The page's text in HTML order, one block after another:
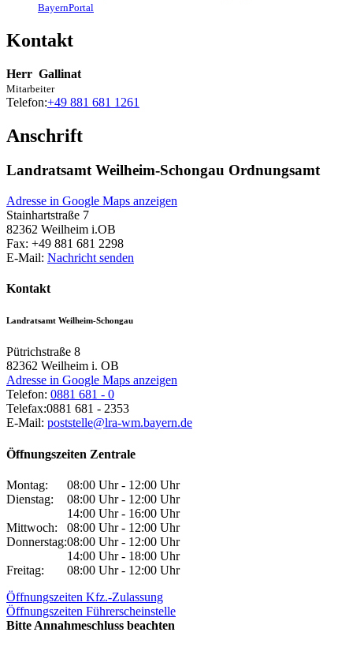
BayernPortal
Kontakt
Herr Gallinat
Mitarbeiter
Telefon:+49 881 681 1261
Anschrift
Landratsamt Weilheim-Schongau Ordnungsamt
Adresse in Google Maps anzeigen
Stainhartstraße 7
82362 Weilheim i.OB
Fax: +49 881 681 2298
E-Mail: Nachricht senden
Kontakt
Landratsamt Weilheim-Schongau
Pütrichstraße 8
82362 Weilheim i. OB
Adresse in Google Maps anzeigen
Telefon: 0881 681 - 0
Telefax:0881 681 - 2353
E-Mail: poststelle@lra-wm.bayern.de
Öffnungszeiten Zentrale
Montag:
08:00 Uhr - 12:00 Uhr
Dienstag:
08:00 Uhr - 12:00 Uhr
14:00 Uhr - 16:00 Uhr
Mittwoch:
08:00 Uhr - 12:00 Uhr
Donnerstag:08:00 Uhr - 12:00 Uhr
14:00 Uhr - 18:00 Uhr
Freitag:
08:00 Uhr - 12:00 Uhr
Öffnungszeiten Kfz.-Zulassung
Öffnungszeiten Führerscheinstelle
Bitte Annahmeschluss beachten